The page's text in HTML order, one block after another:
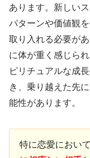
あります。新しい
パターンや価値観
取り入れる必要が
に体が重く感じら
ピリチュアルな成
き、乗り越えた先
能性があります。
特に恋愛におい